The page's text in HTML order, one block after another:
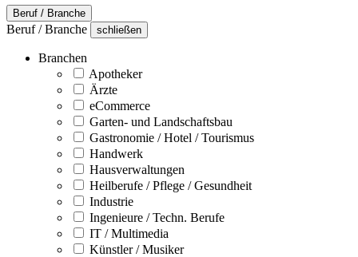
Beruf / Branche
Beruf / Branche schließen
Branchen
Apotheker
Ärzte
eCommerce
Garten- und Landschaftsbau
Gastronomie / Hotel / Tourismus
Handwerk
Hausverwaltungen
Heilberufe / Pflege / Gesundheit
Industrie
Ingenieure / Techn. Berufe
IT / Multimedia
Künstler / Musiker